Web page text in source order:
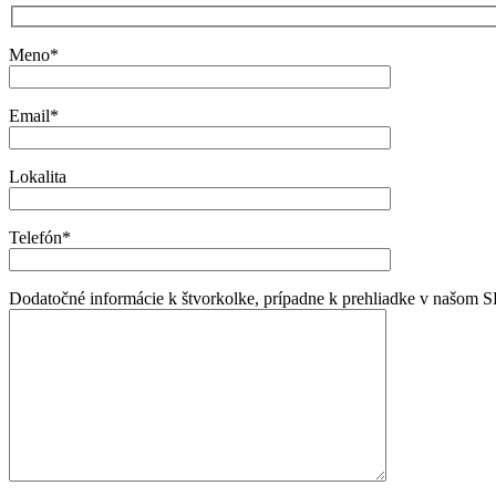
Meno*
Email*
Lokalita
Telefón*
Dodatočné informácie k štvorkolke, prípadne k prehliadke v našom